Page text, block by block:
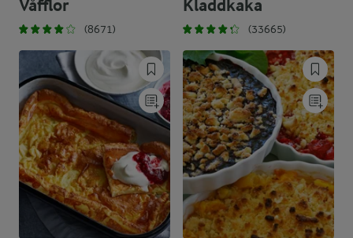
Våfflor
(8671)
Kladdkaka
(33665)